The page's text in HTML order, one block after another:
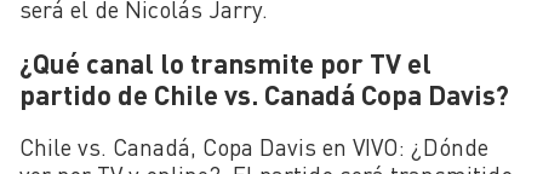
será el de Nicolás Jarry.
¿Qué canal lo transmite por TV el
partido de Chile vs. Canadá Copa Davis?
Chile vs. Canadá, Copa Davis en VIVO: ¿Dónde